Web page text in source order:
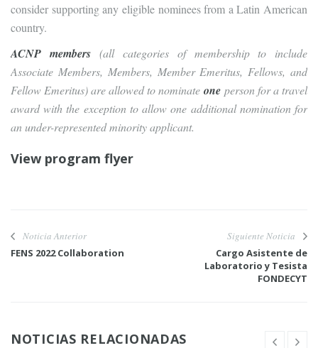
consider supporting any eligible nominees from a Latin American
country.
ACNP members(all categories of membership to include
Associate Members, Members, Member Emeritus, Fellows, and
Fellow Emeritus) are allowed to nominate one person for a travel
award with the exception to allow one additional nomination for
an under-represented minority applicant.
View program flyer
Noticia Anterior
FENS 2022 Collaboration
Siguiente Noticia
Cargo Asistente de
Laboratorio y Tesista
FONDECYT
NOTICIAS RELACIONADAS